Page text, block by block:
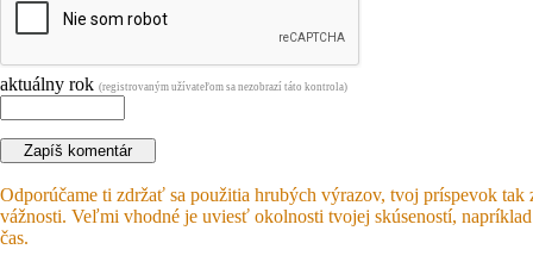
aktuálny rok (registrovaným užívateľom sa nezobrazí táto kontrola)
Odporúčame ti zdržať sa použitia hrubých výrazov, tvoj príspevok tak
vážnosti. Veľmi vhodné je uviesť okolnosti tvojej skúseností,
čas.